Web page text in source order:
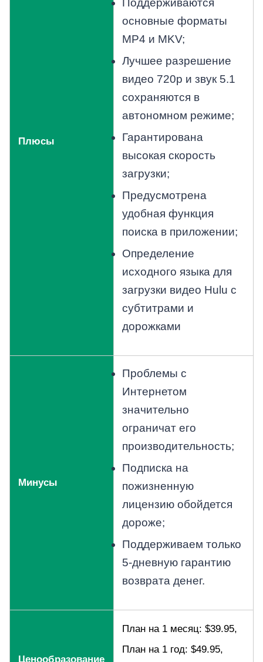
Плюсы
Поддерживаются
основные форматы
MP4 и MKV;
Лучшее разрешение
видео 720p и звук 5.1
сохраняются в
автономном режиме;
Гарантирована
высокая скорость
загрузки;
Предусмотрена
удобная функция
поиска в приложении;
Определение
исходного языка для
загрузки видео Hulu с
субтитрами и
дорожками
Минусы
Проблемы с
Интернетом
значительно
ограничат его
производительность;
Подписка на
пожизненную
лицензию обойдется
дороже;
Поддерживаем только
5-дневную гарантию
возврата денег.
Ценообразование
План на 1 месяц: $39.95,
План на 1 год: $49.95,